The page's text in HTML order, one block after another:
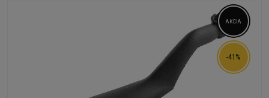
AKCIA
-41%